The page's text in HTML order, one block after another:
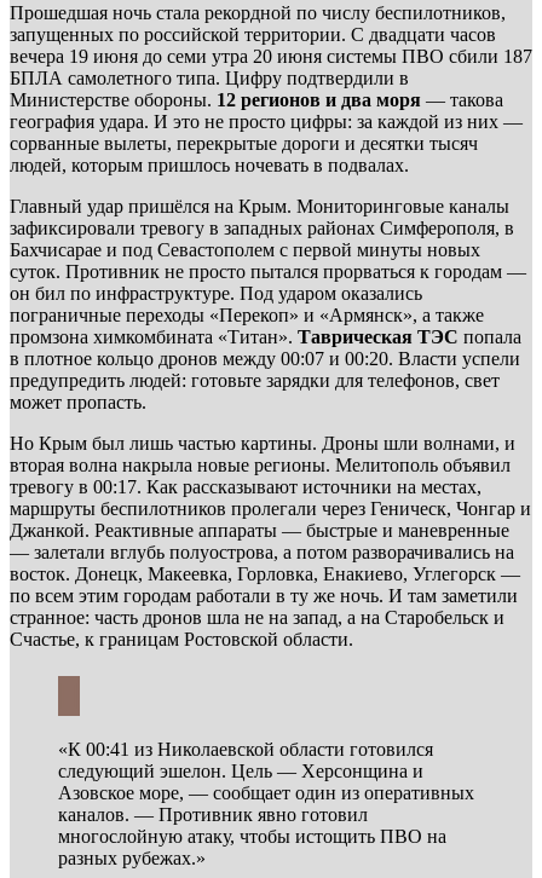
Прошедшая ночь стала рекордной по числу беспилотников,
запущенных по российской территории. С двадцати часов
вечера 19 июня до семи утра 20 июня системы ПВО сбили 187
БПЛА самолетного типа. Цифру подтвердили в
Министерстве обороны. 12 регионов и два моря — такова
география удара. И это не просто цифры: за каждой из них —
сорванные вылеты, перекрытые дороги и десятки тысяч
людей, которым пришлось ночевать в подвалах.
Главный удар пришёлся на Крым. Мониторинговые каналы
зафиксировали тревогу в западных районах Симферополя, в
Бахчисарае и под Севастополем с первой минуты новых
суток. Противник не просто пытался прорваться к городам —
он бил по инфраструктуре. Под ударом оказались
пограничные переходы «Перекоп» и «Армянск», а также
промзона химкомбината «Титан». Таврическая ТЭС попала
в плотное кольцо дронов между 00:07 и 00:20. Власти успели
предупредить людей: готовьте зарядки для телефонов, свет
может пропасть.
Но Крым был лишь частью картины. Дроны шли волнами, и
вторая волна накрыла новые регионы. Мелитополь объявил
тревогу в 00:17. Как рассказывают источники на местах,
маршруты беспилотников пролегали через Геническ, Чонгар и
Джанкой. Реактивные аппараты — быстрые и маневренные
— залетали вглубь полуострова, а потом разворачивались на
восток. Донецк, Макеевка, Горловка, Енакиево, Углегорск —
по всем этим городам работали в ту же ночь. И там заметили
странное: часть дронов шла не на запад, а на Старобельск и
Счастье, к границам Ростовской области.
«К 00:41 из Николаевской области готовился
следующий эшелон. Цель — Херсонщина и
Азовское море, — сообщает один из оперативных
каналов. — Противник явно готовил
многослойную атаку, чтобы истощить ПВО на
разных рубежах.»